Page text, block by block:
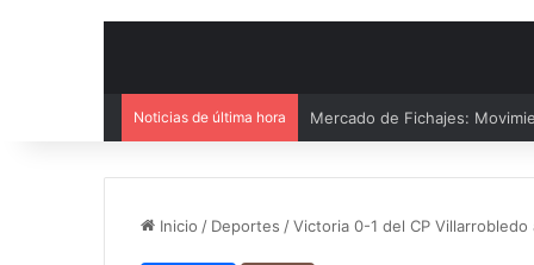
Noticias de última hora El CB Villarrobledo y el CB
Inicio / Deportes /Victoria 0-1 del CP